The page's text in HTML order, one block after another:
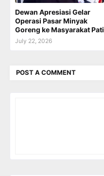
Dewan Apresiasi Gelar
Operasi Pasar Minyak
Goreng ke Masyarakat Pati
July 22, 2026
POST A COMMENT